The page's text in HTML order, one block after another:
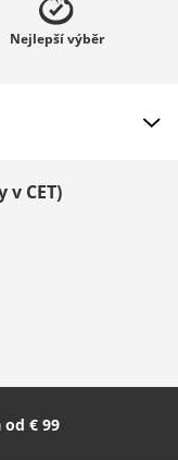
Nejlepšívýběr
Italien (Deutsch)
v CET)
od € 99